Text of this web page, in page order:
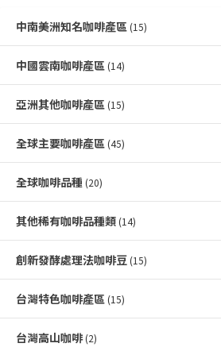
中南美洲知名咖啡產區 (15)
中國雲南咖啡產區 (14)
亞洲其他咖啡產區 (15)
全球主要咖啡產區 (45)
全球咖啡品種 (20)
其他稀有咖啡品種類 (14)
創新發酵處理法咖啡豆 (15)
台灣特色咖啡產區 (15)
台灣高山咖啡(2)